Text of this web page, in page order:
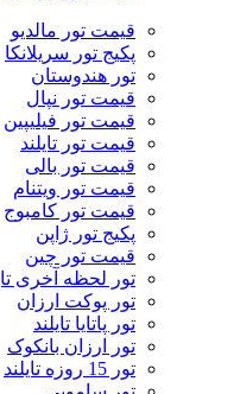
قیمت تور مالدیو
پکیج تور سریلانکا
تور هندوستان
قیمت تور نپال
قیمت تور فیلیپین
قیمت تور تایلند
قیمت تور بالی
قیمت تور ویتنام
قیمت تور کامبوج
پکیج تور ژاپن
قیمت تور چین
تور لحظه آخری
تور پوکت ارزان
تور پاتايا تايلند
تور ارزان بانکوک
تور 15 روزه تایلند